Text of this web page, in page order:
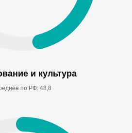
и культура
по РФ: 48,8